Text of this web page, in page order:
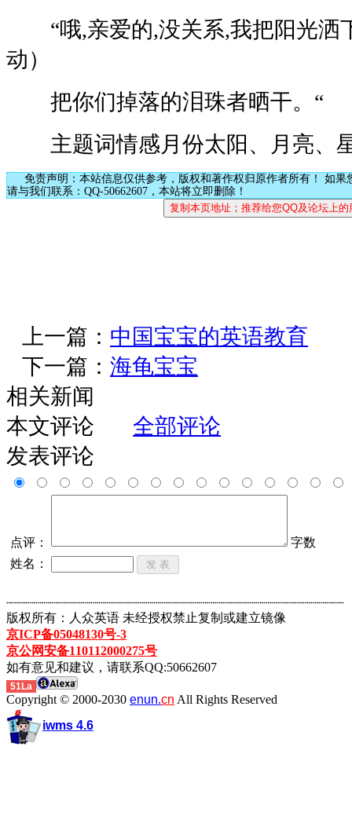
“哦,亲爱的,没关系,我把阳光洒
动）
把你们掉落的泪珠者晒干。“
主题词情感月份太阳、月亮、
免责声明：本站信息仅供参考，版权和著作权归原作者所有！ 如果
请与我们联系：QQ-50662607，本站将立即删除！
上一篇： 中国宝宝的英语教育
下一篇： 海龟宝宝
相关新闻
本文评论
全部评论
发表评论
点评：
字数
姓名：
┈┈┈┈┈┈┈┈┈┈┈┈┈┈┈┈┈┈┈┈┈┈┈┈┈┈┈┈┈┈┈┈┈┈┈┈┈┈┈┈┈┈┈
版权所有：人众英语 未经授权禁止复制或建立镜像
京ICP备05048130号-3
京公网安备110112000275号
如有意见和建议，请联系QQ:50662607
51La
Copyright © 2000-2030 enun.cn All Rights Reserved
iwms 4.6